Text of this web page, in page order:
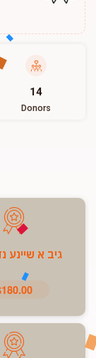
14
Donors
גיב א שיינע